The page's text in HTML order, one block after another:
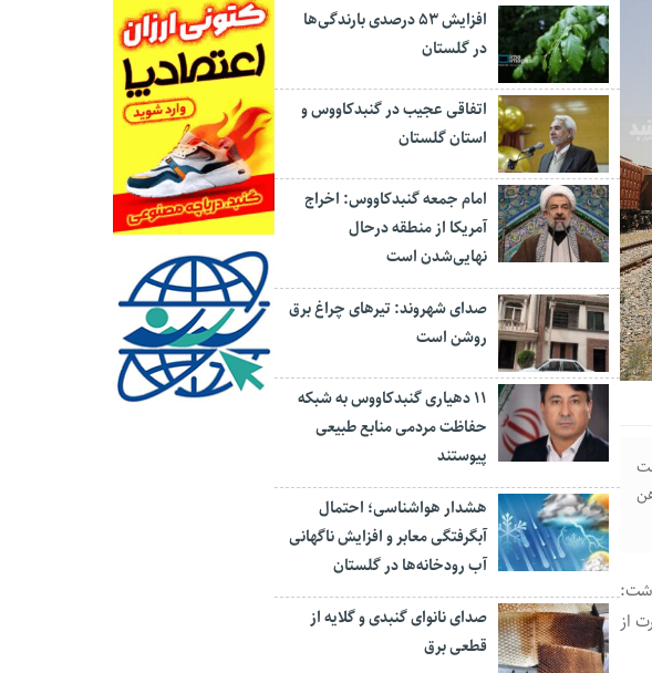
از
افزایش ۵۳ درصدی بارندگی‌ها
در گلستان
اتفاقی عجیب در‌ گنبدکاووس و
استان گلستان
امام جمعه گنبدکاووس: اخراج
آمریکا از منطقه درحال
نهایی‌شدن است
صدای شهروند: تیرهای چراغ برق
روشن است
۱۱ دهیاری گنبدکاووس به شبکه
حفاظت مردمی منابع طبیعی
پیوستند
هشدار هواشناسی؛ احتمال
آبگرفتگی معابر و افزایش ناگهانی
آب رودخانه‌ها در گلستان
صدای نانوای گنبدی و گلایه از
قطعی برق